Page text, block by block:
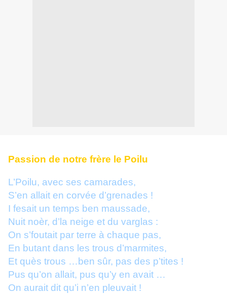
Passion de notre frère le Poilu
L’Poilu, avec ses camarades,
S’en allait en corvée d’grenades !
I fesait un temps ben maussade,
Nuit noèr, d’la neige et du varglas :
On s’foutait par terre à chaque pas,
En butant dans les trous d’marmites,
Et quès trous …ben sûr, pas des p’tites !
Pus qu’on allait, pus qu’y en avait …
On aurait dit qu’i n’en pleuvait !